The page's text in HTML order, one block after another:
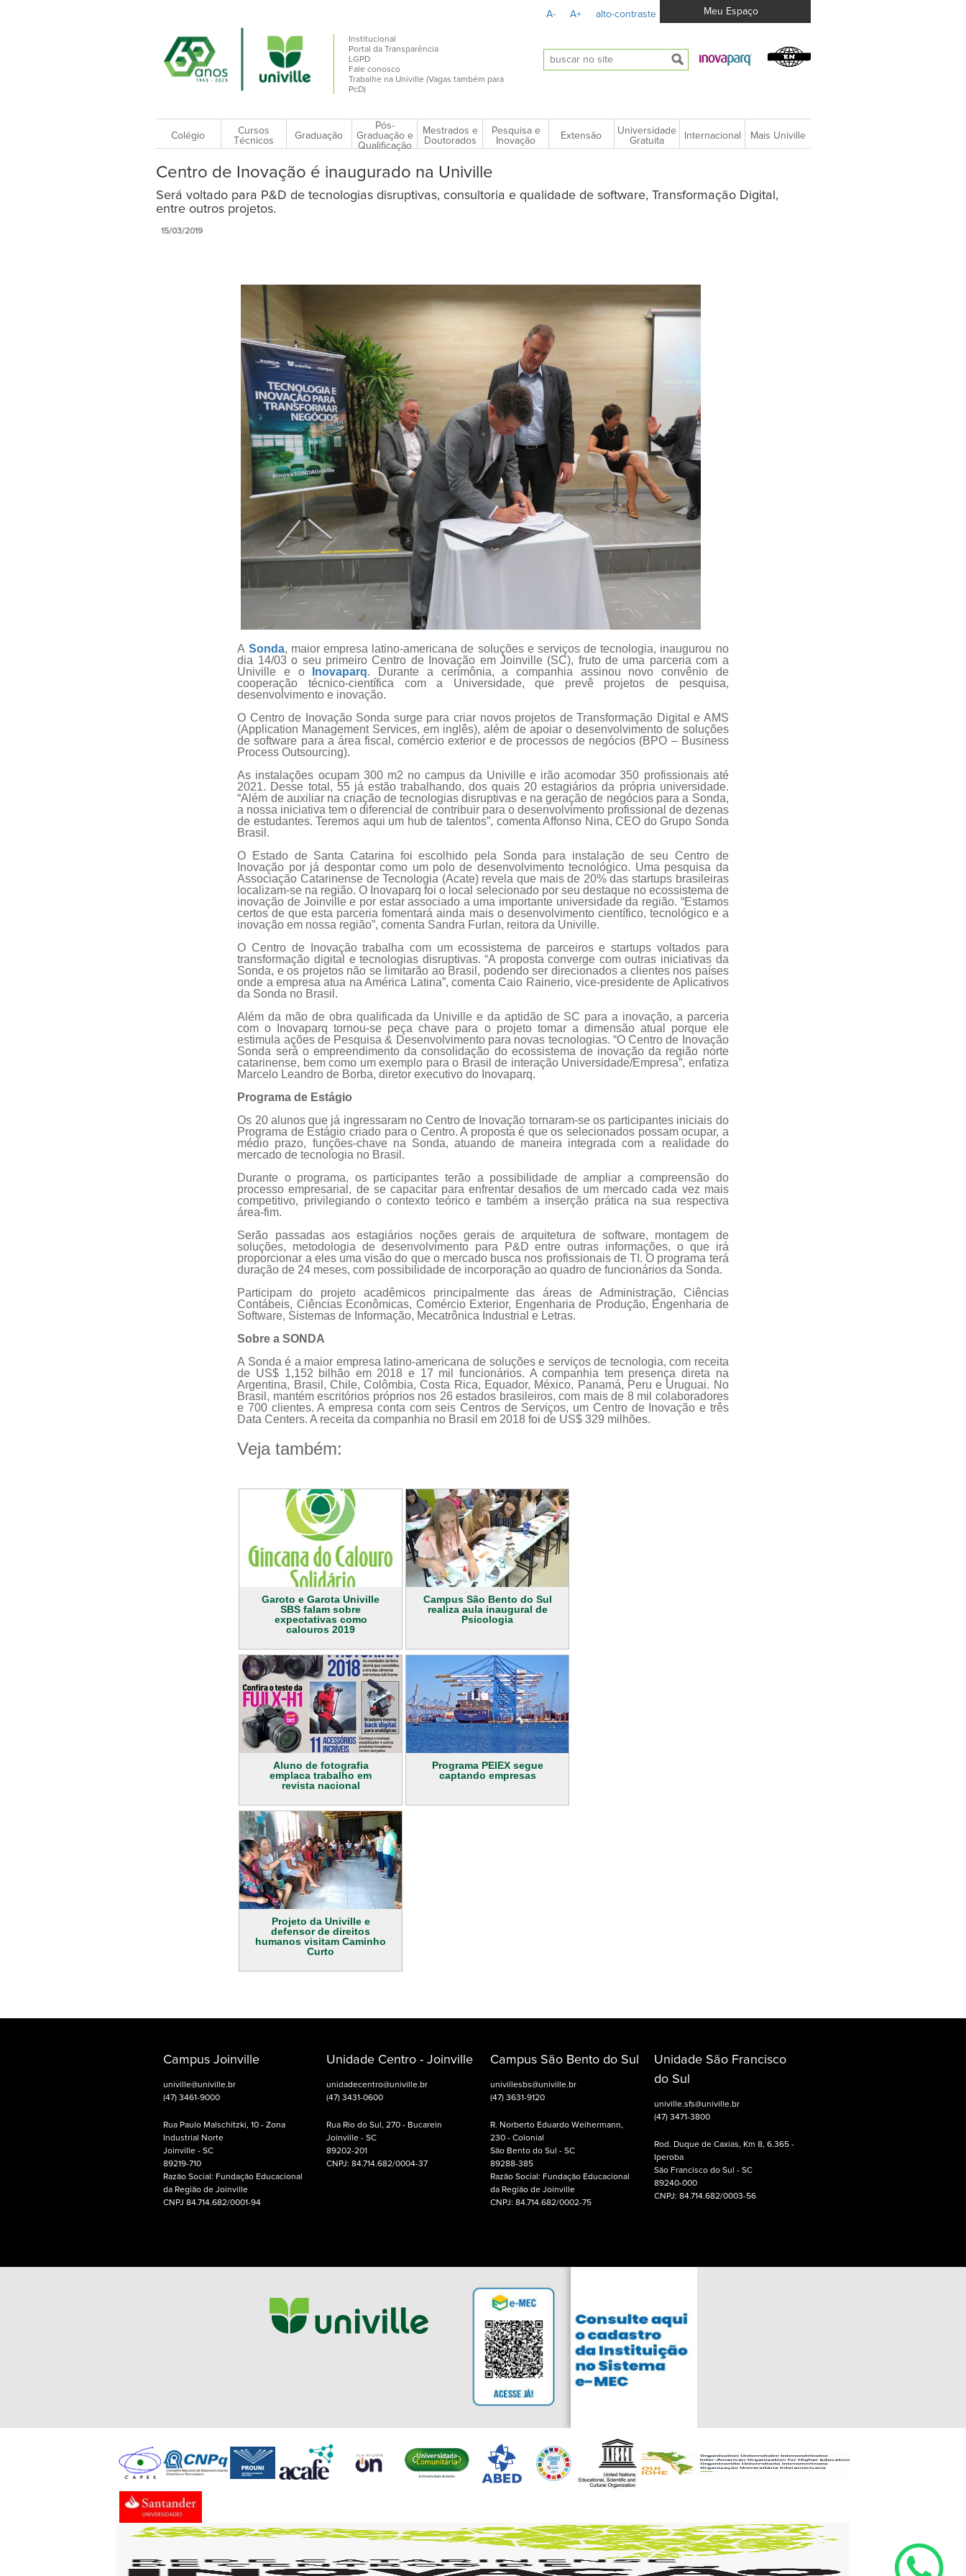
A- A+ alto-contraste Meu Espaço
Institucional
Portal da Transparência
LGPD
Fale conosco
Trabalhe na Univille (Vagas também para
PcD)
Colégio
Cursos
Técnicos
Graduação
Pós-
Graduação e
Qualificação
Mestrados e
Doutorados
Pesquisa e
Inovação
Extensão
Universidade
Gratuita
Internacional Mais Univille
Centro de Inovação é inaugurado na Univille
Será voltado para P&D de tecnologias disruptivas, consultoria e qualidade de software, Transformação Digital,
entre outros projetos.
15/03/2019
A Sonda, maior empresa latino-americana de soluções e serviços de tecnologia, inaugurou no
dia 14/03 o seu primeiro Centro de Inovação em Joinville (SC), fruto de uma parceria com a
Univille e o
Inovaparq. Durante a cerimônia, a companhia assinou novo convênio de
cooperação técnico-científica com a Universidade, que prevê projetos de pesquisa,
desenvolvimento e inovação.
O Centro de Inovação Sonda surge para criar novos projetos de Transformação Digital e AMS
(Application Management Services, em inglês), além de apoiar o desenvolvimento de soluções
de software para a área fiscal, comércio exterior e de processos de negócios (BPO – Business
Process Outsourcing).
As instalações ocupam 300 m2 no campus da Univille e irão acomodar 350 profissionais até
2021. Desse total, 55 já estão trabalhando, dos quais 20 estagiários da própria universidade.
“Além de auxiliar na criação de tecnologias disruptivas e na geração de negócios para a Sonda,
a nossa iniciativa tem o diferencial de contribuir para o desenvolvimento profissional de dezenas
de estudantes. Teremos aqui um hub de talentos”, comenta Affonso Nina, CEO do Grupo Sonda
Brasil.
O Estado de Santa Catarina foi escolhido pela Sonda para instalação de seu Centro de
Inovação por já despontar como um polo de desenvolvimento tecnológico. Uma pesquisa da
Associação Catarinense de Tecnologia (Acate) revela que mais de 20% das startups brasileiras
localizam-se na região. O Inovaparq foi o local selecionado por seu destaque no ecossistema de
inovação de Joinville e por estar associado a uma importante universidade da região. “Estamos
certos de que esta parceria fomentará ainda mais o desenvolvimento científico, tecnológico e a
inovação em nossa região”, comenta Sandra Furlan, reitora da Univille.
O Centro de Inovação trabalha com um ecossistema de parceiros e startups voltados para
transformação digital e tecnologias disruptivas. “A proposta converge com outras iniciativas da
Sonda, e os projetos não se limitarão ao Brasil, podendo ser direcionados a clientes nos países
onde a empresa atua na América Latina”, comenta Caio Rainerio, vice-presidente de Aplicativos
da Sonda no Brasil.
Além da mão de obra qualificada da Univille e da aptidão de SC para a inovação, a parceria
com o Inovaparq tornou-se peça chave para o projeto tomar a dimensão atual porque ele
estimula ações de Pesquisa & Desenvolvimento para novas tecnologias. “O Centro de Inovação
Sonda será o empreendimento da consolidação do ecossistema de inovação da região norte
catarinense, bem como um exemplo para o Brasil de interação Universidade/Empresa”, enfatiza
Marcelo Leandro de Borba, diretor executivo do Inovaparq.
Programa de Estágio
Os 20 alunos que já ingressaram no Centro de Inovação tornaram-se os participantes iniciais do
Programa de Estágio criado para o Centro. A proposta é que os selecionados possam ocupar, a
médio prazo, funções-chave na Sonda, atuando de maneira integrada com a realidade do
mercado de tecnologia no Brasil.
Durante o programa, os participantes terão a possibilidade de ampliar a compreensão do
processo empresarial, de se capacitar para enfrentar desafios de um mercado cada vez mais
competitivo, privilegiando o contexto teórico e também a inserção prática na sua respectiva
área-fim.
Serão passadas aos estagiários noções gerais de arquitetura de software, montagem de
soluções, metodologia de desenvolvimento para P&D entre outras informações, o que irá
proporcionar a eles uma visão do que o mercado busca nos profissionais de TI. O programa terá
duração de 24 meses, com possibilidade de incorporação ao quadro de funcionários da Sonda.
Participam do projeto acadêmicos principalmente das áreas de Administração, Ciências
Contábeis, Ciências Econômicas, Comércio Exterior, Engenharia de Produção, Engenharia de
Software, Sistemas de Informação, Mecatrônica Industrial e Letras.
Sobre a SONDA
A Sonda é a maior empresa latino-americana de soluções e serviços de tecnologia, com receita
de US$ 1,152 bilhão em 2018 e 17 mil funcionários. A companhia tem presença direta na
Argentina, Brasil, Chile, Colômbia, Costa Rica, Equador, México, Panamá, Peru e Uruguai. No
Brasil, mantém escritórios próprios nos 26 estados brasileiros, com mais de 8 mil colaboradores
e 700 clientes. A empresa conta com seis Centros de Serviços, um Centro de Inovação e três
Data Centers. A receita da companhia no Brasil em 2018 foi de US$ 329 milhões.
Veja também:
Garoto e Garota Univille
SBS falam sobre
expectativas como
calouros 2019
Campus São Bento do Sul
realiza aula inaugural de
Psicologia
Aluno de fotografia
emplaca trabalho em
revista nacional
Programa PEIEX segue
captando empresas
Projeto da Univille e
defensor de direitos
humanos visitam Caminho
Curto
Campus Joinville
univille@univille.br
(47) 3461-9000
Rua Paulo Malschitzki, 10 - Zona
Industrial Norte
Joinville - SC
89219-710
Razão Social: Fundação Educacional
da Região de Joinville
CNPJ 84.714.682/0001-94
Unidade Centro - Joinville
unidadecentro@univille.br
(47) 3431-0600
Rua Rio do Sul, 270 - Bucarein
Joinville - SC
89202-201
CNPJ: 84.714.682/0004-37
Campus São Bento do Sul
univillesbs@univille.br
(47) 3631-9120
R. Norberto Eduardo Weihermann,
230 - Colonial
São Bento do Sul - SC
89288-385
Razão Social: Fundação Educacional
da Região de Joinville
CNPJ: 84.714.682/0002-75
Unidade São Francisco
do Sul
univille.sfs@univille.br
(47) 3471-3800
Rod. Duque de Caxias, Km 8, 6.365 -
Iperoba
São Francisco do Sul - SC
89240-000
CNPJ: 84.714.682/0003-56